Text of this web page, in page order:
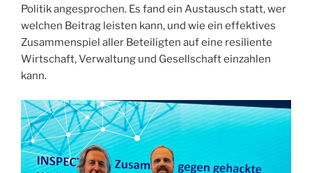
Politik angesprochen. Es fand ein Austausch statt, wer
welchen Beitrag leisten kann, und wie ein effektives
Zusammenspiel aller Beteiligten auf eine resiliente
Wirtschaft, Verwaltung und Gesellschaft einzahlen
kann.